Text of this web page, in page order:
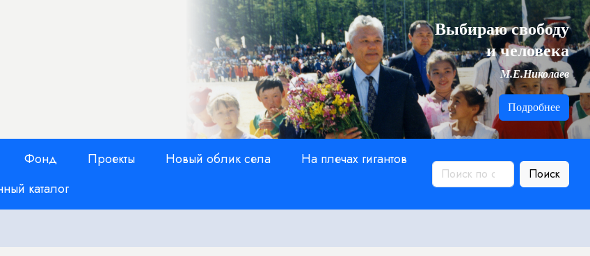
Выбираю свободу
и человека
М.Е.Николаев
Подробнее
Фонд Проекты Новый облик села
На плечах гигантов
каталог
Поиск